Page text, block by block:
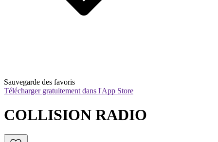
Sauvegarde des favoris
Télécharger gratuitement dans l'App Store
COLLISION RADIO